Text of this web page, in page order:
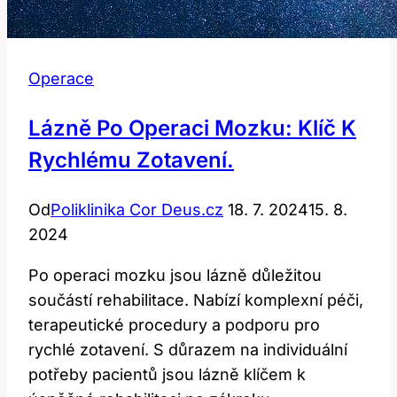
Operace
Lázně Po Operaci Mozku: Klíč K
Rychlému Zotavení.
OdPoliklinika Cor Deus.cz 18. 7. 202415. 8.
2024
Po operaci mozku jsou lázně důležitou
součástí rehabilitace. Nabízí komplexní péči,
terapeutické procedury a podporu pro
rychlé zotavení. S důrazem na individuální
potřeby pacientů jsou lázně klíčem k